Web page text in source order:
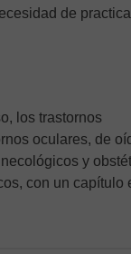
de
los trastornos
oculares, de
y
con un capítulo